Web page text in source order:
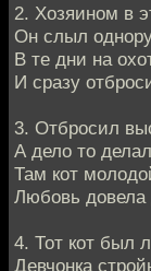
2. Хозяином в
Он слыл
В те дни на
И сразу
3. Отбросил
А дело то
Там кот
Любовь довела
4. Тот кот был
Девчонка